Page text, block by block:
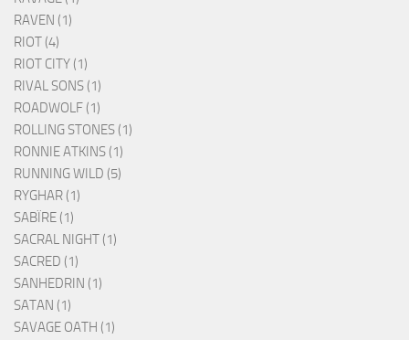
RAVEN (1)
RIOT (4)
RIOT CITY (1)
RIVAL SONS (1)
ROADWOLF (1)
ROLLING STONES (1)
RONNIE ATKINS (1)
RUNNING WILD (5)
RYGHAR (1)
SABÏRE (1)
SACRAL NIGHT (1)
SACRED (1)
SANHEDRIN (1)
SATAN (1)
SAVAGE OATH (1)